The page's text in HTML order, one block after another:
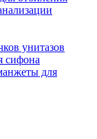
унитазов
сифона
для